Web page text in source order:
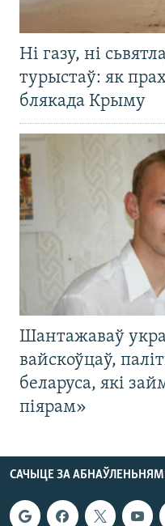
Ні газу, ні
турыстаў: як
блякада Крыму
Шантажаваў
вайскоўцаў,
беларуса, які
піярам»
САЧЫЦЕ ЗА